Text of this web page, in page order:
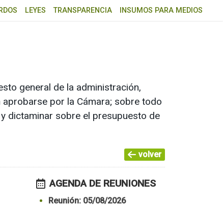
LEYES TRANSPARENCIA INSUMOS PARA MEDIOS
general de la administración,
por la Cámara; sobre todo
dictaminar sobre el presupuesto de
volver
AGENDA DE REUNIONES
Reunión: 05/08/2026